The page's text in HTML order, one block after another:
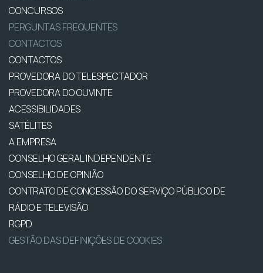
CONCURSOS
PERGUNTAS FREQUENTES
CONTACTOS
CONTACTOS
PROVEDORA DO TELESPECTADOR
PROVEDORA DO OUVINTE
ACESSIBILIDADES
SATÉLITES
A EMPRESA
CONSELHO GERAL INDEPENDENTE
CONSELHO DE OPINIÃO
CONTRATO DE CONCESSÃO DO SERVIÇO PÚBLICO DE
RÁDIO E TELEVISÃO
RGPD
GESTÃO DAS DEFINIÇÕES DE COOKIES